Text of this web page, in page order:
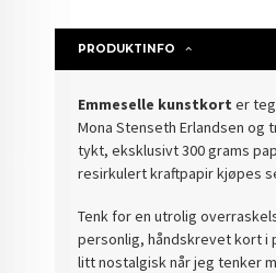
PRODUKTINFO
Emmeselle kunstkort er
Mona Stenseth Erlandsen og
tykt, eksklusivt 300 grams
resirkulert kraftpapir kjøpes
Tenk for en utrolig
personlig, håndskrevet kort i
litt nostalgisk når jeg tenker